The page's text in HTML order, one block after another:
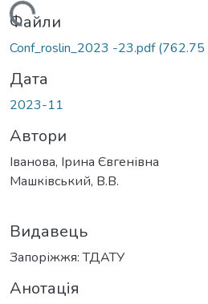
Файли
Conf_roslin_2023 -23.pdf(762.75
Дата
2023-11
Автори
Іванова, Ірина Євгенівна
Машківський, В.В.
Видавець
Запоріжжя: ТДАТУ
Анотація